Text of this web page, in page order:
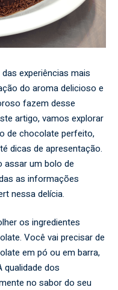
experiências mais
do aroma delicioso e
fazem desse
artigo, vamos explorar
de chocolate perfeito,
dicas de apresentação.
assar um bolo de
as informações
nessa delícia.
os ingredientes
Você vai precisar de
em pó ou em barra,
qualidade dos
no sabor do seu